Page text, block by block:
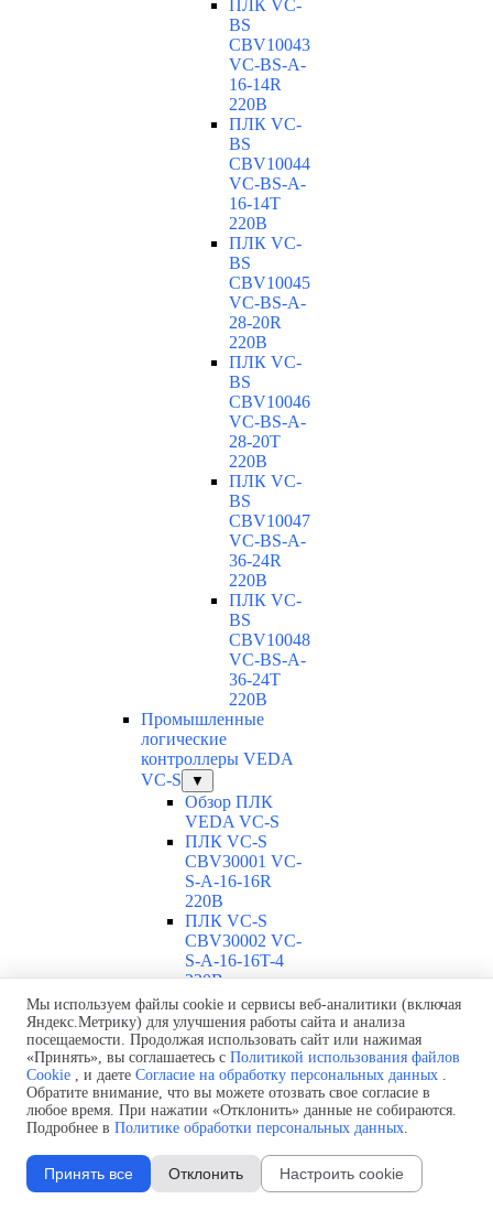
ПЛК VC-
BS
CBV10043
VC-ВS-A-
16-14R
220В
ПЛК VC-
BS
CBV10044
VC-ВS-A-
16-14T
220В
ПЛК VC-
BS
CBV10045
VC-ВS-A-
28-20R
220В
ПЛК VC-
BS
CBV10046
VC-ВS-A-
28-20T
220В
ПЛК VC-
BS
CBV10047
VC-ВS-A-
36-24R
220В
ПЛК VC-
BS
CBV10048
VC-ВS-A-
36-24T
220В
Промышленные
логические
контроллеры VEDA
VC-S
▼
Обзор ПЛК
VEDA VC-S
ПЛК VC-S
CBV30001 VC-
S-A-16-16R
220В
ПЛК VC-S
CBV30002 VC-
S-A-16-16T-4
220В
ПЛК VC-S
CBV30003 VC-
S-A-16-16T-6
220В
ПЛК VC-S
CBV30004 VC-
S-A-16-16T
220В
ПЛК VC-S
CBV30005 VC-
Мы используем файлы cookie и сервисы веб-аналитики (включая
Яндекс.Метрику) для улучшения работы сайта и анализа
посещаемости. Продолжая использовать сайт или нажимая
«Принять», вы соглашаетесь с Политикой использования файлов
Cookie , и даете Согласие на обработку персональных данных .
Обратите внимание, что вы можете отозвать свое согласие в
любое время. При нажатии «Отклонить» данные не собираются.
Подробнее в Политике обработки персональных данных.
Принять все Отклонить Настроить cookie